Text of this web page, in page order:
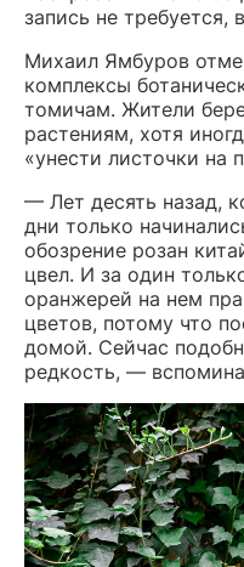
запись не требуется,
Михаил Ямбуров
комплексы
томичам. Жители
растениям, хотя
«унести листочки на
— Лет десять назад,
дни только
обозрение розан
цвел. И за один
оранжерей на нем
цветов, потому что
домой. Сейчас
редкость, —